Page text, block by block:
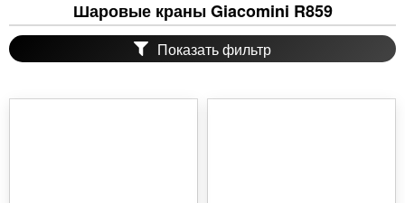
Шаровые краны Giacomini R859
Показать фильтр